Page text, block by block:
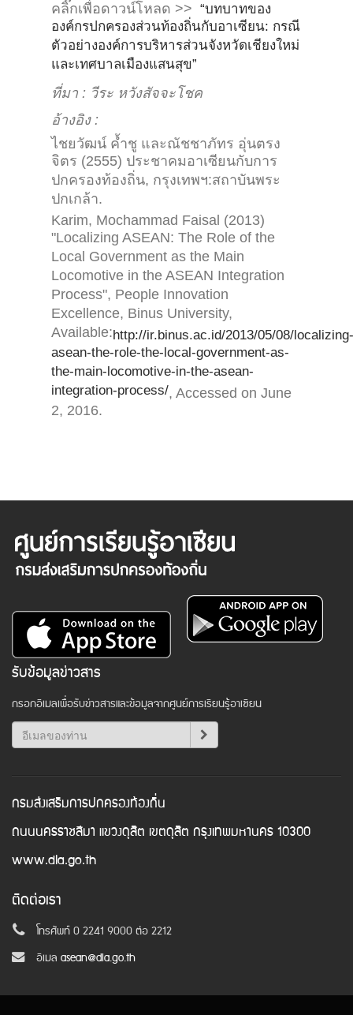
คลิ๊กเพื่อดาวน์โหลด >> “บทบาทของ
องค์กรปกครองส่วนท้องถิ่นกับอาเซียน: กรณี
ตัวอย่างองค์การบริหารส่วนจังหวัดเชียงใหม่
และเทศบาลเมืองแสนสุข”
ที่มา : วีระ หวังสัจจะโชค
อ้างอิง :
ไชยวัฒน์ ค้ำชู และณัชชาภัทร อุ่นตรง
จิตร (2555) ประชาคมอาเซียนกับการ
ปกครองท้องถิ่น, กรุงเทพฯ:สถาบันพระ
ปกเกล้า.
Karim, Mochammad Faisal (2013)
"Localizing ASEAN: The Role of the
Local Government as the Main
Locomotive in the ASEAN Integration
Process", People Innovation
Excellence, Binus University,
Available:http://ir.binus.ac.id/2013/05/08/localizing-
asean-the-role-the-local-government-as-
the-main-locomotive-in-the-asean-
integration-process/, Accessed on June
2, 2016.
รับข้อมูลข่าวสาร
กรอกอีเมลเพื่อรับข่าวสารและข้อมูลจากศูนย์การเรียนรู้อาเซียน
กรมส่งเสริมการปกครองท้องถิ่น
ถนนนครราชสีมา แขวงดุสิต เขตดุสิต กรุงเทพมหานคร 10300
www.dla.go.th
ติดต่อเรา
โทรศัพท์ 0 2241 9000 ต่อ 2212
อีเมล asean@dla.go.th